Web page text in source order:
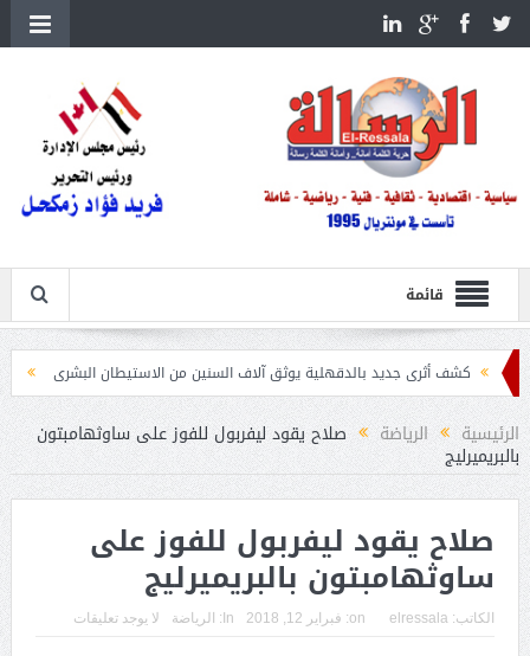
قائمة
أثرى جديد بالدقهلية يوثق آلاف السنين من الاستيطان البشرى اتحاد الكرة يطلب
الرئيسية الرياضة صلاح يقود ليفربول للفوز على ساوثهامبتون
بالبريميرليج
صلاح يقود ليفربول للفوز على
ساوثهامبتون بالبريميرليج
الكاتب: elressala
on: فبراير 12, 2018 In: الرياضة لا يوجد تعليقات